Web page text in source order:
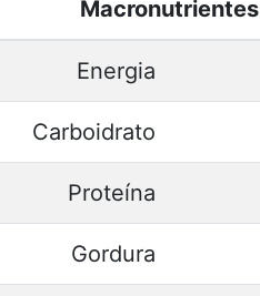
Macronutrientes
Energia
Carboidrato
Proteína
Gordura